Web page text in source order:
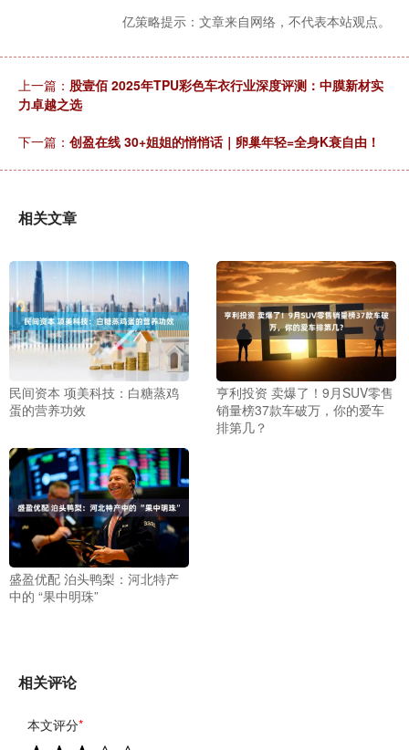
亿策略提示：文章来自网络，不代表本站观点。
上一篇： 股壹佰 2025年TPU彩色车衣行业深度评测：中膜新材实
力卓越之选
下一篇： 创盈在线 30+姐姐的悄悄话｜卵巢年轻=全身K衰自由！
相关文章
民间资本 项美科技：白糖蒸鸡
蛋的营养功效
亨利投资 卖爆了！9月SUV零售
销量榜37款车破万，你的爱车
排第几？
盛盈优配 泊头鸭梨：河北特产
中的 “果中明珠”
相关评论
本文评分*